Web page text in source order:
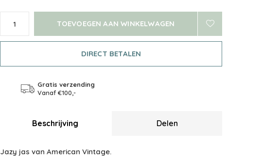
TOEVOEGEN AAN WINKELWAGEN
DIRECT BETALEN
Gratis verzending
Vanaf €100,-
Beschrijving Delen
Jazy jas van American Vintage.